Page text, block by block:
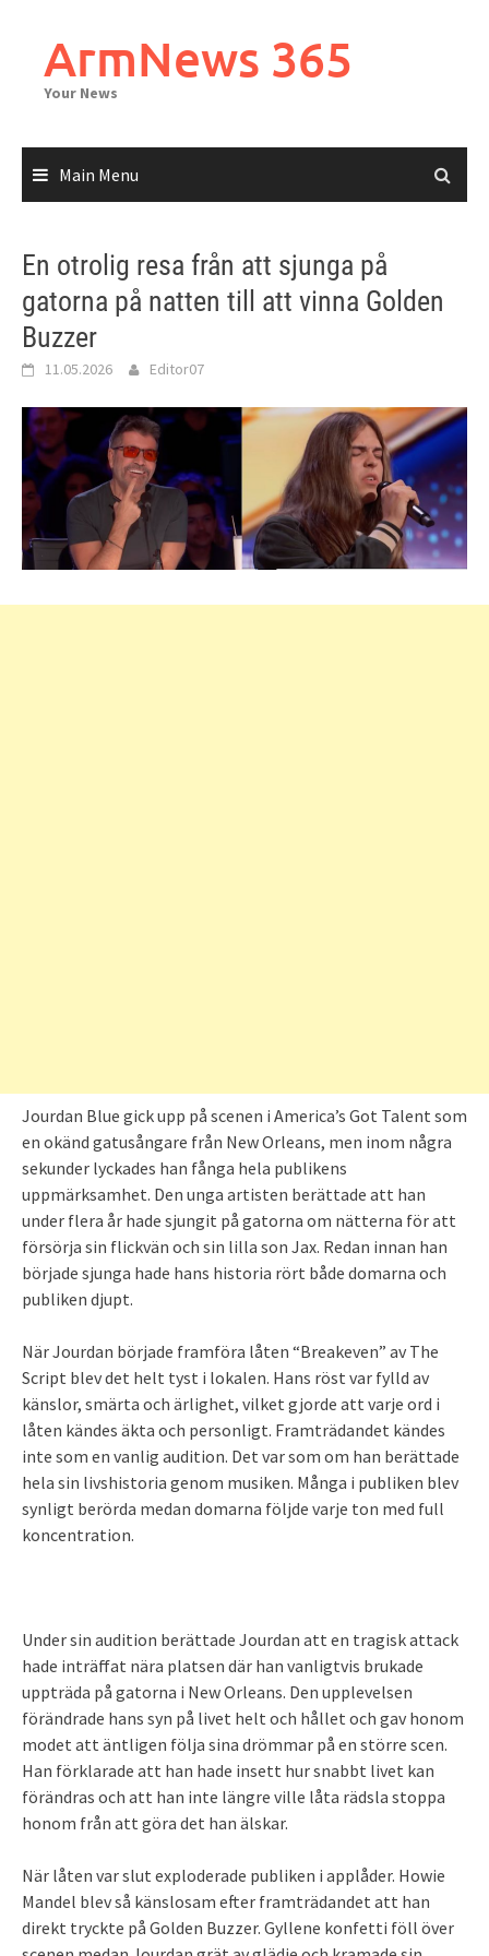
contentArmNews 365
Your News
Main Menu
En otrolig resa från att sjunga på
gatorna på natten till att vinna Golden
Buzzer
11.05.2026 Editor07
Jourdan Blue gick upp på scenen i America’s Got Talent som
en okänd gatusångare från New Orleans, men inom några
sekunder lyckades han fånga hela publikens
uppmärksamhet. Den unga artisten berättade att han
under flera år hade sjungit på gatorna om nätterna för att
försörja sin flickvän och sin lilla son Jax. Redan innan han
började sjunga hade hans historia rört både domarna och
publiken djupt.
När Jourdan började framföra låten “Breakeven” av The
Script blev det helt tyst i lokalen. Hans röst var fylld av
känslor, smärta och ärlighet, vilket gjorde att varje ord i
låten kändes äkta och personligt. Framträdandet kändes
inte som en vanlig audition. Det var som om han berättade
hela sin livshistoria genom musiken. Många i publiken blev
synligt berörda medan domarna följde varje ton med full
koncentration.
Under sin audition berättade Jourdan att en tragisk attack
hade inträffat nära platsen där han vanligtvis brukade
uppträda på gatorna i New Orleans. Den upplevelsen
förändrade hans syn på livet helt och hållet och gav honom
modet att äntligen följa sina drömmar på en större scen.
Han förklarade att han hade insett hur snabbt livet kan
förändras och att han inte längre ville låta rädsla stoppa
honom från att göra det han älskar.
När låten var slut exploderade publiken i applåder. Howie
Mandel blev så känslosam efter framträdandet att han
direkt tryckte på Golden Buzzer. Gyllene konfetti föll över